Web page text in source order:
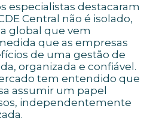
especialistas destacaram
Central não é isolado,
global que vem
que as empresas
de uma gestão de
organizada e confiável.
tem entendido que
assumir um papel
independentemente